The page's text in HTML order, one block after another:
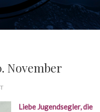
November
Liebe Jugendsegler, die